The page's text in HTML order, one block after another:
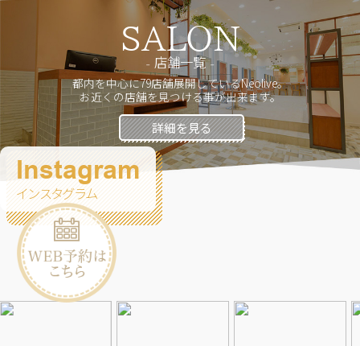
SALON
店舗一覧
都内を中心に79店舗展開しているNeolive。
お近くの店舗を見つける事が出来ます。
詳細を見る
Instagram
インスタグラム